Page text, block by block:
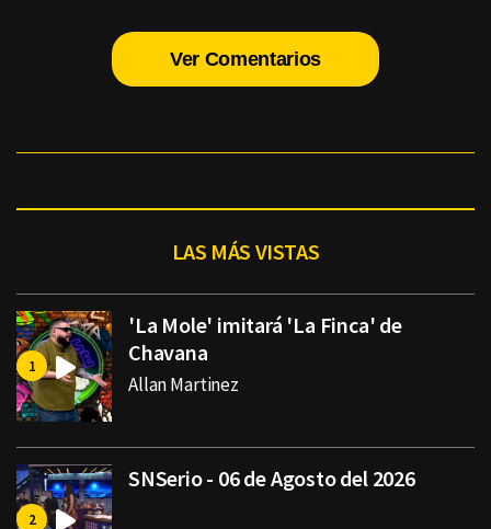
Ver Comentarios
LAS MÁS VISTAS
'La Mole' imitará 'La Finca' de
Chavana
Allan Martinez
SNSerio - 06 de Agosto del 2026